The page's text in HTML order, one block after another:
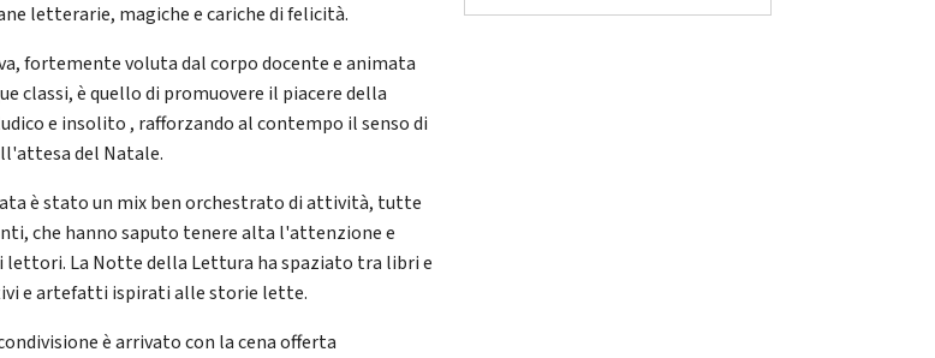
letterarie, magiche e cariche di felicità.
fortemente voluta dal corpo docente e animata
classi, è quello di promuovere il piacere della
e insolito , rafforzando al contempo il senso di
del Natale.
è stato un mix ben orchestrato di attività, tutte
che hanno saputo tenere alta l'attenzione e
lettori. La Notte della Lettura ha spaziato tra libri e
e artefatti ispirati alle storie lette.
è arrivato con la cena offerta